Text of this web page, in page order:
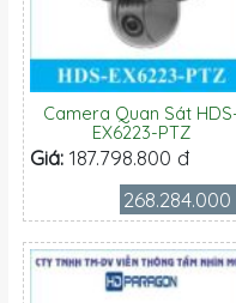
Camera Quan Sát
EX6223-PTZ
Giá: 187.798.800 đ